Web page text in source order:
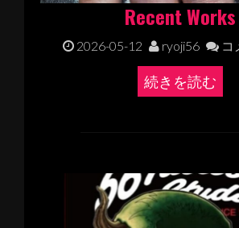
Recent Works
2026-05-12 ryoji56 コ
続きを読む